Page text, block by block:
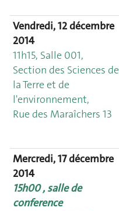
Vendredi, 12 décembre
2014
11h15, Salle 001,
Section des Sciences de
la Terre et de
l'environnement,
Rue des Maraîchers 13
Mercredi, 17 décembre
2014
15h00 , salle de
conference